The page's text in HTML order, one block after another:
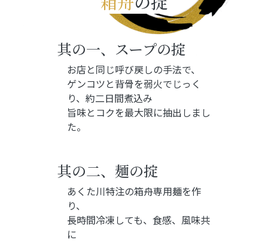
其の一、 スープの掟
お店と同じ呼び戻しの手法で、
ゲンコツと背骨を弱火でじっく
り、約二日間煮込み
旨味とコクを最大限に抽出しまし
た。
其の二、 麺の掟
あくた川特注の箱舟専用麺を作
り、
長時間冷凍しても、食感、風味共
に